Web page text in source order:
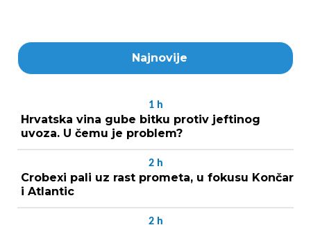
Najnovije
1 h
Hrvatska vina gube bitku protiv jeftinog
uvoza. U čemu je problem?
2 h
Crobexi pali uz rast prometa, u fokusu Končar
i Atlantic
2 h